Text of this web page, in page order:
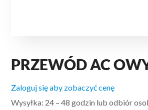
PRZEWÓD AC
Zaloguj się aby zobaczyć cenę
Wysyłka: 24 – 48 godzin lub odbiór